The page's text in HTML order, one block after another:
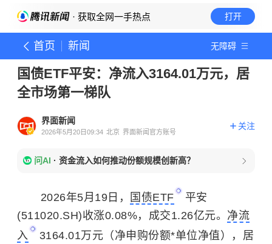
· 获取全网一手热点 打开
首页 新闻 无障碍
国债ETF平安：净流入3164.01万元，居
全市场第一梯队
界面新闻
2026年5月20日09:34 北京 界面新闻官方账号
关注
问AI · 资金流入如何推动份额规模创新高？
2026年5月19日， 国债ETF
平安
(511020.SH)收涨0.08%，成交1.26亿元。 净流
入
3164.01万元（净申购份额*单位净值），居